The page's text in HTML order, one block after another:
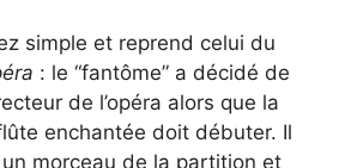
simple et reprend celui du
: le “fantôme” a décidé de
de l’opéra alors que la
enchantée doit débuter. Il
morceau de la partition et